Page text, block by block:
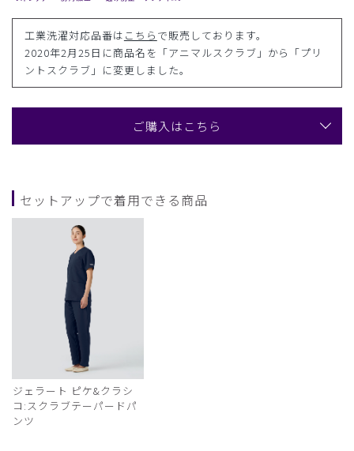
工業洗濯対応品番は こちら で販売しております。
2020年2月25日に商品名を「アニマルスクラブ」から「プリ
ントスクラブ」に変更しました。
ご購入はこちら
セットアップで着用できる商品
ジェラート ピケ&クラシ
コ:スクラブテーパードパ
ンツ